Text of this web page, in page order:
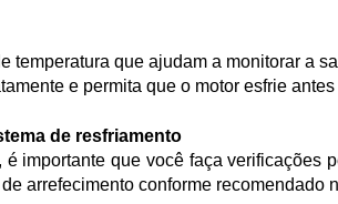
temperatura que ajudam a monitorar a
e permita que o motor esfrie
de resfriamento
arrefecimento conforme recomendado